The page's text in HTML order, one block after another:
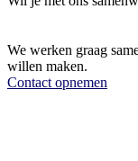
We werken graag
willen maken.
Contact opnemen